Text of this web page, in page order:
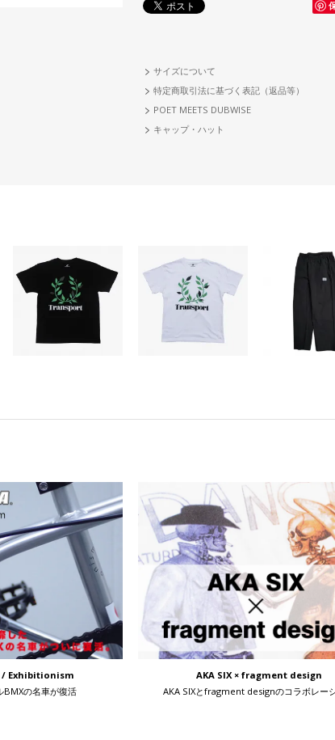
サイズについて
特定商取引法に基づく表記（返品等）
POET MEETS DUBWISE
キャップ・ハット
/ Exhibitionism
BMXの名車が復活
AKA SIX × fragment design
AKA SIXとfragment designのコラボレー